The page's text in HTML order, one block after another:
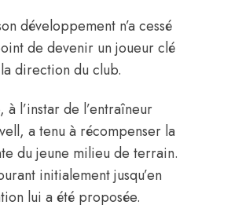
développement n’a cessé
de devenir un joueur clé
direction du club.
l’instar de l’entraîneur
a tenu à récompenser la
du jeune milieu de terrain.
initialement jusqu’en
lui a été proposée.